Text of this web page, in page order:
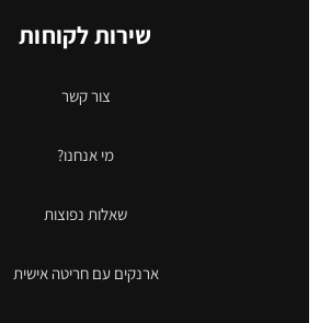
שירות לקוחות
צור קשר
מי אנחנו?
שאלות נפוצות
ארנקים עם חריטה אישית